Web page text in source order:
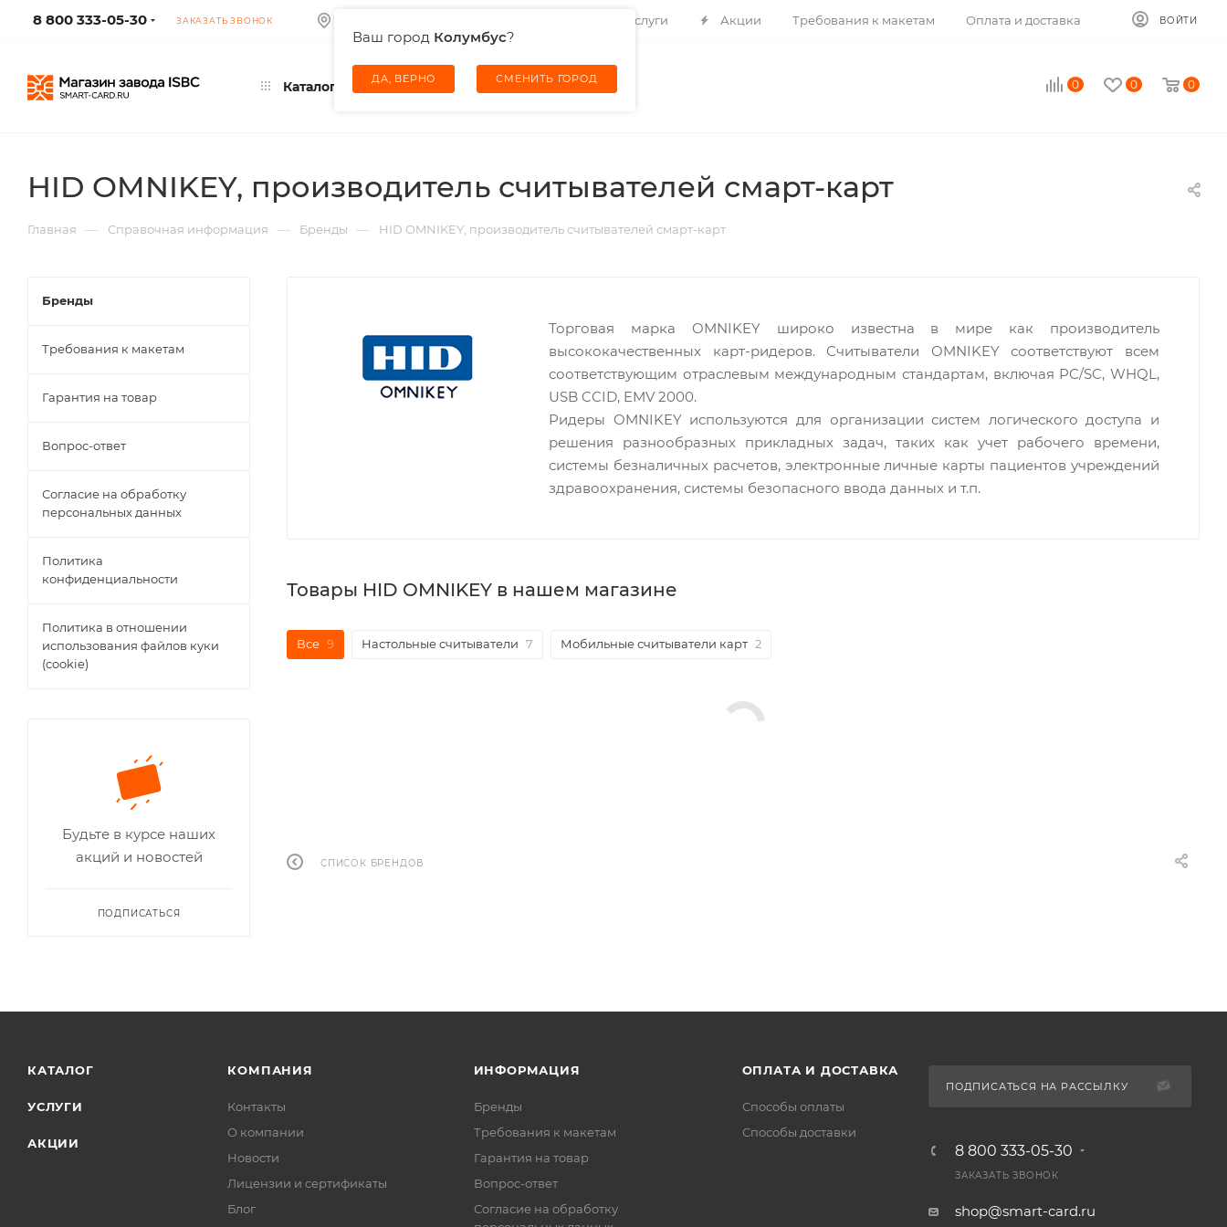
8 800 333-05-30 ЗАКАЗАТЬ ЗВОНОК
Ваш город Колумбус?
ДА, ВЕРНО СМЕНИТЬ ГОРОД
Услуги Акции Требования к макетам Оплата и доставка ВОЙТИ
Каталог 0 0 0
HID OMNIKEY, производитель считывателей смарт-карт
Главная — Справочная информация — Бренды — HID OMNIKEY, производитель считывателей смарт-карт
Торговая марка OMNIKEY широко известна в мире как производитель
высококачественных карт-ридеров. Считыватели OMNIKEY соответствуют всем
соответствующим отраслевым международным стандартам, включая PC/SC, WHQL,
USB CCID, EMV 2000.
Ридеры OMNIKEY используются для организации систем логического доступа и
решения разнообразных прикладных задач, таких как учет рабочего времени,
системы безналичных расчетов, электронные личные карты пациентов учреждений
здравоохранения, системы безопасного ввода данных и т.п.
Товары HID OMNIKEY в нашем магазине
Все 9 Настольные считыватели 7 Мобильные считыватели карт 2
СПИСОК БРЕНДОВ
Бренды
Требования к макетам
Гарантия на товар
Вопрос-ответ
Согласие на обработку
персональных данных
Политика
конфиденциальности
Политика в отношении
использования файлов куки
(cookie)
Будьте в курсе наших
акций и новостей
ПОДПИСАТЬСЯ
КАТАЛОГ
УСЛУГИ
АКЦИИ
КОМПАНИЯ
Контакты
О компании
Новости
Лицензии и сертификаты
Блог
ИНФОРМАЦИЯ
Бренды
Требования к макетам
Гарантия на товар
Вопрос-ответ
Согласие на обработку
ОПЛАТА И ДОСТАВКА
Способы оплаты
Способы доставки
ПОДПИСАТЬСЯ НА РАССЫЛКУ
8 800 333-05-30
ЗАКАЗАТЬ ЗВОНОК
shop@smart-card.ru